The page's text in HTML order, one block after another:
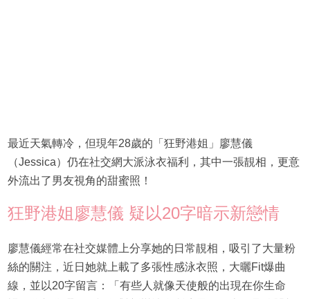
最近天氣轉冷，但現年28歲的「狂野港姐」廖慧儀
（Jessica）仍在社交網大派泳衣福利，其中一張靚相，更意
外流出了男友視角的甜蜜照！
狂野港姐廖慧儀 疑以20字暗示新戀情
廖慧儀經常在社交媒體上分享她的日常靚相，吸引了大量粉
絲的關注，近日她就上載了多張性感泳衣照，大曬Fit爆曲
線，並以20字留言：「有些人就像天使般的出現在你生命